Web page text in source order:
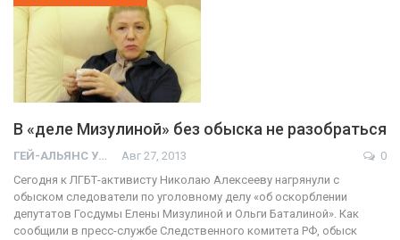
В «деле Мизулиной» без обыска не разобраться
ГЕЙ-АЛЬЯНС УКРАИНА Авг 27, 2013
0
Сегодня к ЛГБТ-активисту Николаю Алексееву нагрянули с
обыском следователи по уголовному делу «об оскорблении
депутатов Госдумы Елены Мизулиной и Ольги Баталиной». Как
сообщили в пресс-службе Следственного комитета РФ, обыск